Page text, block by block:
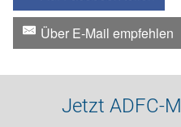
Über E-Mail empfehlen
Jetzt ADFC-